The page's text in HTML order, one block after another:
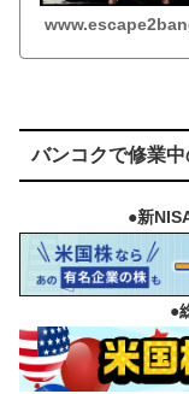
バンコクで修業中
●新
●